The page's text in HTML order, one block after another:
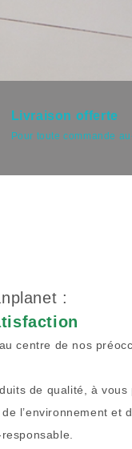
Livraison offerte
Pour toute commande
:
centre de nos
de qualité, à
l’environnement